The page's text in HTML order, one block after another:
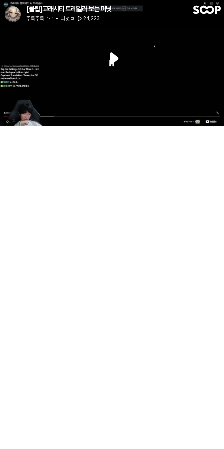
[클립]고래시티 트레일러 보는 피넛
주륵주륵르르 피넛ㅁ 24,223